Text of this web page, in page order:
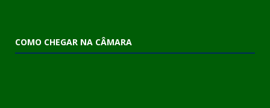
COMO CHEGAR NA CÂMARA